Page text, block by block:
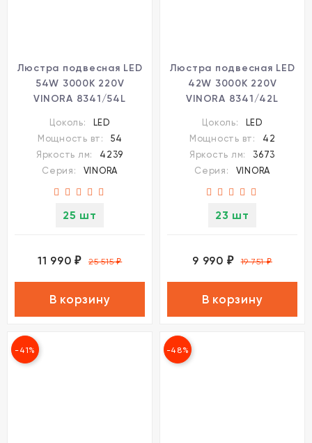
Люстра подвесная LED
54W 3000K 220V
VINORA 8341/54L
Цоколь:
LED
Мощность вт:
54
Яркость лм:
4239
Серия:
VINORA
25 шт
11 990 ₽ 25 515₽
В корзину
Люстра подвесная LED
42W 3000K 220V
VINORA 8341/42L
Цоколь:
LED
Мощность вт:
42
Яркость лм:
3673
Серия:
VINORA
23 шт
9 990 ₽ 19 751₽
В корзину
-41% -48%